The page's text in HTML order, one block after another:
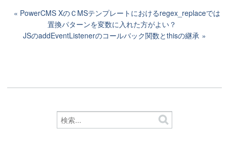
PowerCMS XのＣMSテンプレートにおけるregex_replaceでは
置換パターンを変数に入れた方がよい？
JSのaddEventListenerのコールバック関数とthisの継承